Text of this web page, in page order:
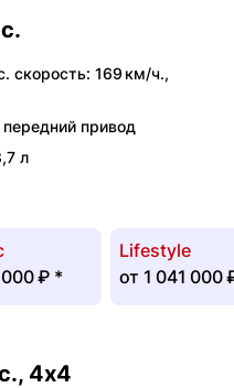
скорость: 169 км/ч.,
передний привод
л
₽ *
Lifestyle
от 1 041 000
4x4